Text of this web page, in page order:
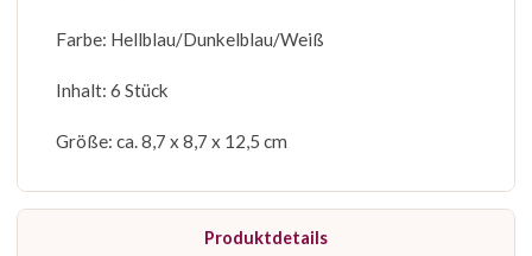
Farbe: Hellblau/Dunkelblau/Weiß
Inhalt: 6 Stück
Größe: ca. 8,7 x 8,7 x 12,5 cm
Produktdetails